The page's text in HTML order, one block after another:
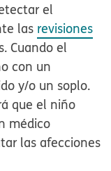
el
las revisiones
Cuando el
con un
y/o un soplo.
que el niño
médico
las afecciones